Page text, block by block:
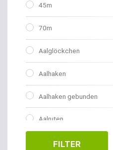
45m
70m
Aalglöckchen
Aalhaken
Aalhaken gebunden
Aalruten
Abhakmatten
FILTER